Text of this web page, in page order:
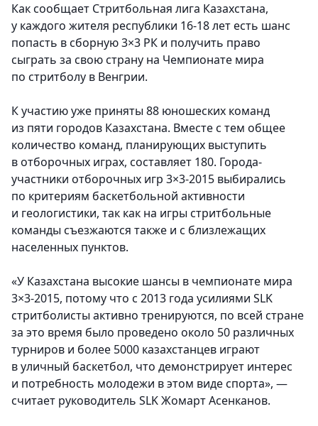
Как сообщает Стритбольная лига Казахстана,
у каждого жителя республики 16-18 лет есть шанс
попасть в сборную 3×3 РК и получить право
сыграть за свою страну на Чемпионате мира
по стритболу в Венгрии.
К участию уже приняты 88 юношеских команд
из пяти городов Казахстана. Вместе с тем общее
количество команд, планирующих выступить
в отборочных играх, составляет 180. Города-
участники отборочных игр 3×3-2015 выбирались
по критериям баскетбольной активности
и геологистики, так как на игры стритбольные
команды съезжаются также и с близлежащих
населенных пунктов.
«У Казахстана высокие шансы в чемпионате мира
3×3-2015, потому что с 2013 года усилиями SLK
стритболисты активно тренируются, по всей стране
за это время было проведено около 50 различных
турниров и более 5000 казахстанцев играют
в уличный баскетбол, что демонстрирует интерес
и потребность молодежи в этом виде спорта», —
считает руководитель SLK Жомарт Асенканов.